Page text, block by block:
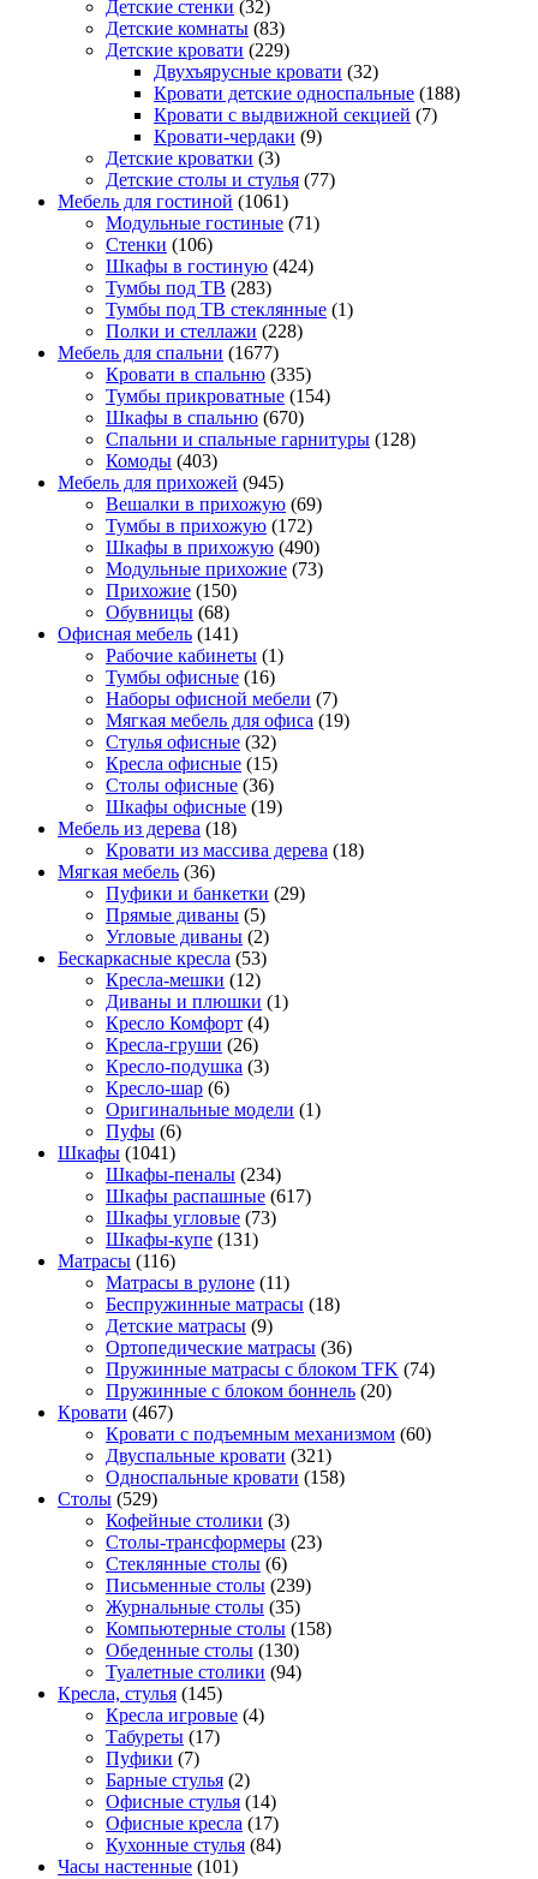
Детские стенки (32)
Детские комнаты (83)
Детские кровати (229)
Двухъярусные кровати (32)
Кровати детские односпальные (188)
Кровати с выдвижной секцией (7)
Кровати-чердаки (9)
Детские кроватки (3)
Детские столы и стулья (77)
Мебель для гостиной (1061)
Модульные гостиные (71)
Стенки (106)
Шкафы в гостиную (424)
Тумбы под ТВ (283)
Тумбы под ТВ стеклянные (1)
Полки и стеллажи (228)
Мебель для спальни (1677)
Кровати в спальню (335)
Тумбы прикроватные (154)
Шкафы в спальню (670)
Спальни и спальные гарнитуры (128)
Комоды (403)
Мебель для прихожей (945)
Вешалки в прихожую (69)
Тумбы в прихожую (172)
Шкафы в прихожую (490)
Модульные прихожие (73)
Прихожие (150)
Обувницы (68)
Офисная мебель (141)
Рабочие кабинеты (1)
Тумбы офисные (16)
Наборы офисной мебели (7)
Мягкая мебель для офиса (19)
Стулья офисные (32)
Кресла офисные (15)
Столы офисные (36)
Шкафы офисные (19)
Мебель из дерева (18)
Кровати из массива дерева (18)
Мягкая мебель (36)
Пуфики и банкетки (29)
Прямые диваны (5)
Угловые диваны (2)
Бескаркасные кресла (53)
Кресла-мешки (12)
Диваны и плюшки (1)
Кресло Комфорт (4)
Кресла-груши (26)
Кресло-подушка (3)
Кресло-шар (6)
Оригинальные модели (1)
Пуфы (6)
Шкафы (1041)
Шкафы-пеналы (234)
Шкафы распашные (617)
Шкафы угловые (73)
Шкафы-купе (131)
Матрасы (116)
Матрасы в рулоне (11)
Беспружинные матрасы (18)
Детские матрасы (9)
Ортопедические матрасы (36)
Пружинные матрасы с блоком TFK (74)
Пружинные с блоком боннель (20)
Кровати (467)
Кровати с подъемным механизмом (60)
Двуспальные кровати (321)
Односпальные кровати (158)
Столы (529)
Кофейные столики (3)
Столы-трансформеры (23)
Стеклянные столы (6)
Письменные столы (239)
Журнальные столы (35)
Компьютерные столы (158)
Обеденные столы (130)
Туалетные столики (94)
Кресла, стулья (145)
Кресла игровые (4)
Табуреты (17)
Пуфики (7)
Барные стулья (2)
Офисные стулья (14)
Офисные кресла (17)
Кухонные стулья (84)
Часы настенные (101)